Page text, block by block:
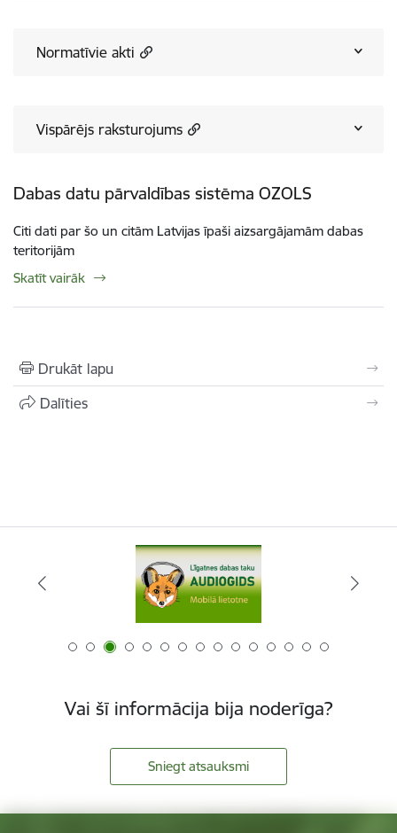
Normatīvie akti
Vispārējs raksturojums
Dabas datu pārvaldības sistēma OZOLS
Citi dati par šo un citām Latvijas īpaši aizsargājamām dabas
teritorijām
Skatīt vairāk
Drukāt lapu
Dalīties
Vai šī informācija bija noderīga?
Sniegt atsauksmi